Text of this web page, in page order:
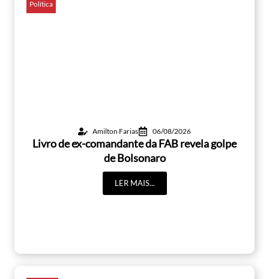
Política
Amilton Farias 06/08/2026
Livro de ex-comandante da FAB revela golpe
de Bolsonaro
LER MAIS...